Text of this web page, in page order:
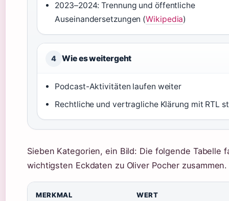
2023–2024: Trennung und öffentliche
Auseinandersetzungen (Wikipedia)
4 Wie es weitergeht
Podcast-Aktivitäten laufen weiter
Rechtliche und vertragliche Klärung mit RTL
Sieben Kategorien, ein Bild: Die folgende Tabelle
wichtigsten Eckdaten zu Oliver Pocher zusammen.
MERKMAL WERT